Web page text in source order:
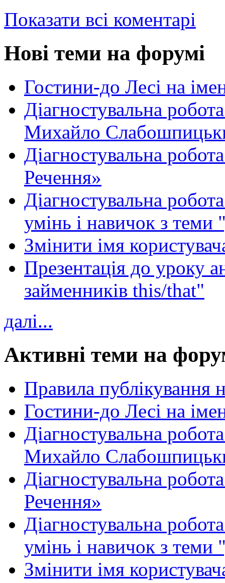
Показати всі коментарі
Нові теми на форумі
Гостини-до Лесі на
Діагностувальна
Михайло
Діагностувальна
Речення»
Діагностувальна
умінь і навичок з теми
Змінити імя
Презентація до уроку
займенників this/that"
далі...
Активні теми на
Правила публікування
Гостини-до Лесі на
Діагностувальна
Михайло
Діагностувальна
Речення»
Діагностувальна
умінь і навичок з теми
Змінити імя